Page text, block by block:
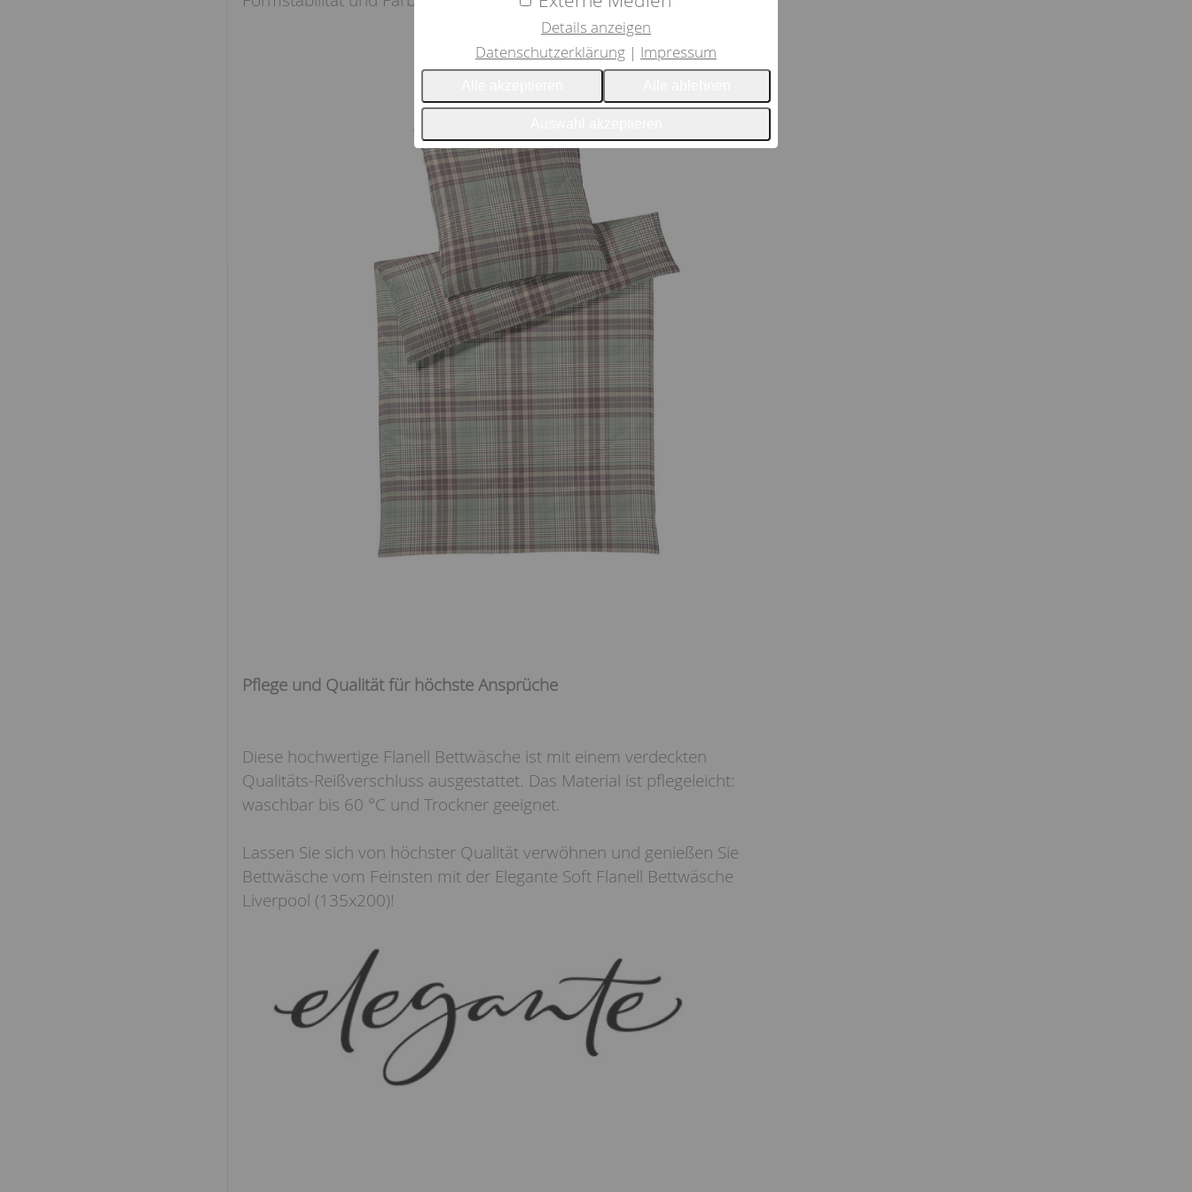
Details anzeigen
Datenschutzerklärung
Impressum
Pflege und Qualität für höchste Ansprüche
Diese hochwertige Flanell Bettwäsche ist mit einem verdeckten
Qualitäts-Reißverschluss ausgestattet. Das Material ist pflegeleicht:
waschbar bis 60 °C und Trockner geeignet.
Lassen Sie sich von höchster Qualität verwöhnen und genießen Sie
Bettwäsche vom Feinsten mit der Elegante Soft Flanell Bettwäsche
Liverpool (135x200)!